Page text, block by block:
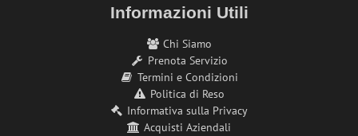
Informazioni Utili
Chi Siamo
Prenota Servizio
Termini e Condizioni
Politica di Reso
Informativa sulla Privacy
Acquisti Aziendali